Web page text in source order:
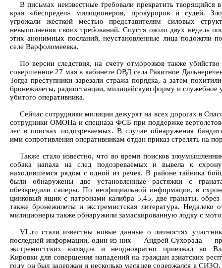
В письмах неизвестные требовали прекратить творящийся
края «беспредел» милиционеров, прокуроров и судей.
угрожали жесткой местью представителям силовых
невыполнения своих требований. Спустя около двух недель
этих анонимных посланий, неустановленные лица подожгли
селе Варфоломеевка.
По версии следствия, на счету отморозков также
совершенное 27 мая в кабинете ОВД села Ракитное
Тогда преступники зарезали стража порядка, а затем
бронежилеты, радиостанции, милицейскую форму и служебное
убитого оперативника.
Сейчас сотрудники милиции дежурят на всех дорогах в
сотрудники ОМОНа и спецназа ФСБ при поддержке
лес в поисках подозреваемых. В случае обнаружения
ими сопротивления оперативникам отдан приказ стрелять на
Также стало известно, что во время поисков
собака напала на след подозреваемых и вывела к
находившемся рядом с одной из речек. В районе тайника
были обнаружены две установленные растяжки с
обезвредили саперы. По неофициальной информации, в
цинковый ящик с патронами калибра 5,45, две гранаты, обрез
также бронежилеты и экстремистская литература. Недалеко
милиционеры также обнаружили замаскированную лодку с
VL.ru стали известны новые данные о личностях
последней информации, один из них — Андрей Сухорада —
экстремистских взглядов и неоднократно приезжал во
Кировки для совершения нападений на граждан азиатских
году он был задержан и несколько месяцев содержался в